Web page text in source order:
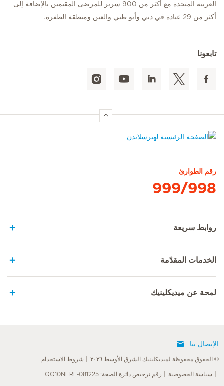
العربية المتحدة مع أكثر من 900 سرير للمرضى المقيمين بالإضافة إلى
أكثر من 29 عيادة في دبي وأبو ظبي والعين ومنطقة الظفرة.
تابعونا
رقم الطوارئ
999/998
روابط سريعة
الخدمات المقدّمة
لمحة عن ميديكلينيك
الإتصال بنا
© الحقوق محفوظة لميديكلينيك الشرق الأوسط ٢٠٢٦ شروط الاستخدام
سياسة الخصوصية رقم ترخيص دائرة الصحة: QQ10NERF-081225